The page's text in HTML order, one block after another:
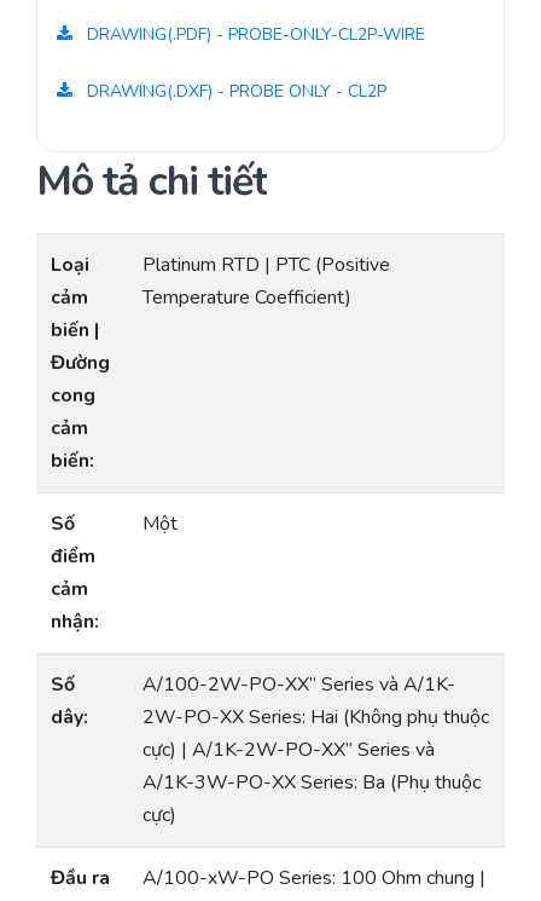
DRAWING(.PDF) - PROBE-ONLY-CL2P-WIRE
DRAWING(.DXF) - PROBE ONLY - CL2P
Mô tả chi tiết
Loại
cảm
biến |
Đường
cong
cảm
biến:
Platinum RTD | PTC (Positive
Temperature Coefficient)
Số
điểm
cảm
nhận:
Một
Số
dây:
A/100-2W-PO-XX” Series và A/1K-
2W-PO-XX Series: Hai (Không phụ thuộc
cực) | A/1K-2W-PO-XX” Series và
A/1K-3W-PO-XX Series: Ba (Phụ thuộc
cực)
Đầu ra
A/100-xW-PO Series: 100 Ohm chung |